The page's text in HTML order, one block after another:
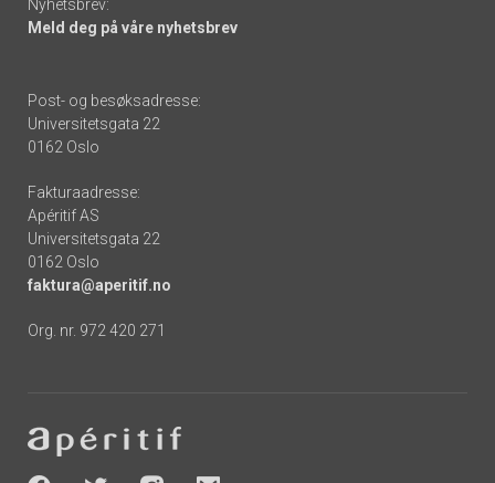
Nyhetsbrev:
Meld deg på våre nyhetsbrev
Post- og besøksadresse:
Universitetsgata 22
0162 Oslo
Fakturaadresse:
Apéritif AS
Universitetsgata 22
0162 Oslo
faktura@aperitif.no
Org. nr. 972 420 271
-